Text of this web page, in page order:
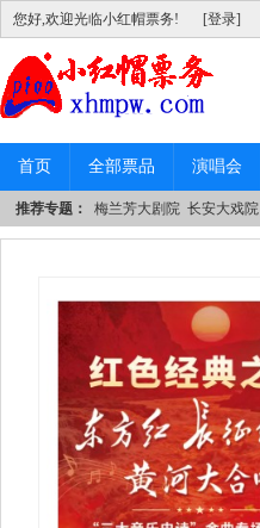
您好,欢迎光临小红帽票务! [登录]
首页 全部票品 演唱会
推荐专题： 梅兰芳大剧院 长安大戏院